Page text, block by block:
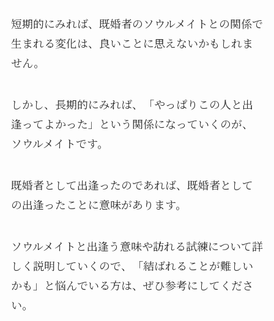
短期的にみれば、既婚者のソウルメイトとの関係で
生まれる変化は、良いことに思えないかもしれま
せん。
しかし、長期的にみれば、「やっぱりこの人と出
逢ってよかった」という関係になっていくのが、
ソウルメイトです。
既婚者として出逢ったのであれば、既婚者として
の出逢ったことに意味があります。
ソウルメイトと出逢う意味や訪れる試練について詳
しく説明していくので、「結ばれることが難しい
かも」と悩んでいる方は、ぜひ参考にしてくださ
い。